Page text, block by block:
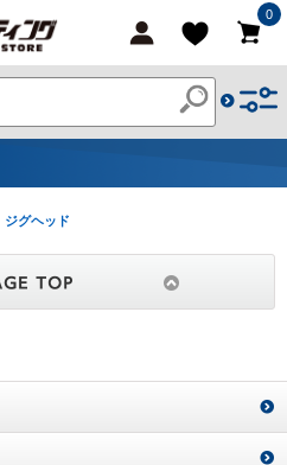
0
ジグヘッド